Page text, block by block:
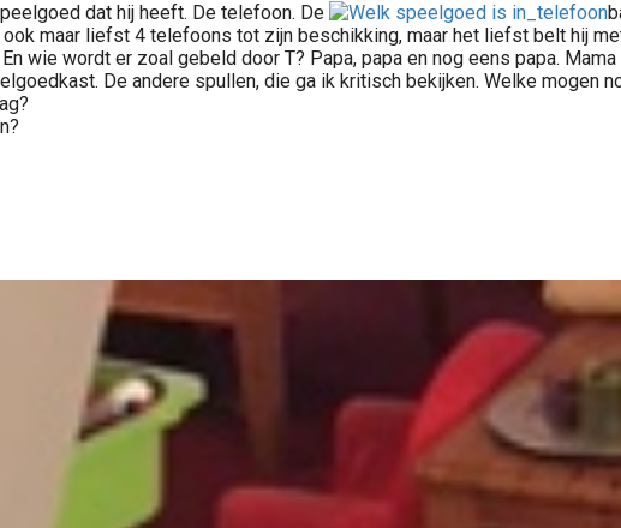
dat hij heeft. De telefoon. De
maar liefst 4 telefoons tot zijn beschikking, maar het liefst belt hij
wie wordt er zoal gebeld door T? Papa, papa en nog eens papa.
De andere spullen, die ga ik kritisch bekijken. Welke mogen